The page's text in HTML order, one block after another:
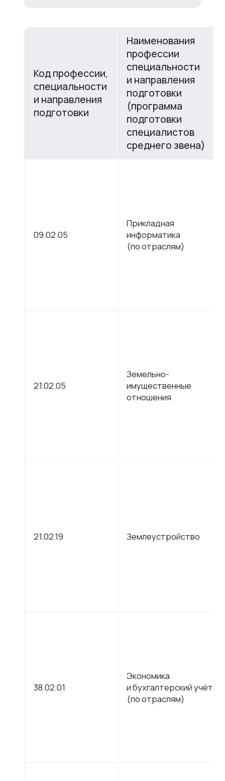
Код профессии,
специальности
и направления
подготовки
Наименования
профессии
специальности
и направления
подготовки
(программа
подготовки
специалистов
среднего звена)
09.02.05
Прикладная
информатика
(по отраслям)
21.02.05
Земельно-
имущественные
отношения
21.02.19 Землеустройство
38.02.01
Экономика
и бухгалтерский учёт
(по отраслям)